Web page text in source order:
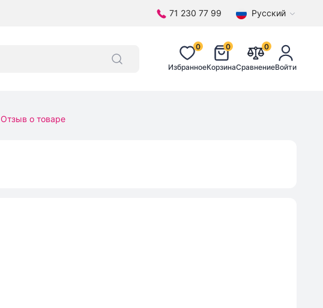
71 230 77 99 Русский
0
Избранное
0
Корзина
0
СравнениеВойти
Отзыв о товаре